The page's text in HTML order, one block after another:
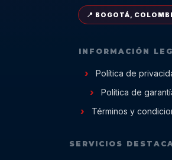
📍 BOGOTÁ,
INFORMACIÓN
Política de
Política de
Términos y
SERVICIOS